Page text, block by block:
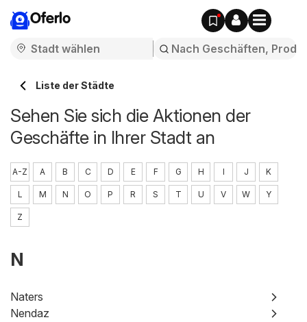
Oferlo
Liste der Städte
Sehen Sie sich die Aktionen der
Geschäfte in Ihrer Stadt an
A-Z A B C D E F G H I J K
L M N O P R S T U V W Y
Z
N
Naters
Nendaz